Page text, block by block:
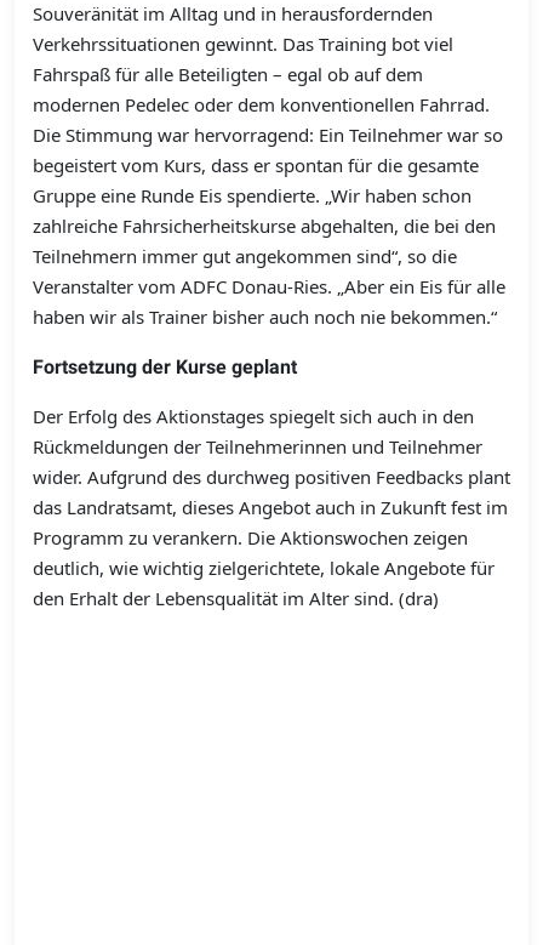
Souveränität im Alltag und in herausfordernden
Verkehrssituationen gewinnt. Das Training bot viel
Fahrspaß für alle Beteiligten – egal ob auf dem
modernen Pedelec oder dem konventionellen Fahrrad.
Die Stimmung war hervorragend: Ein Teilnehmer war so
begeistert vom Kurs, dass er spontan für die gesamte
Gruppe eine Runde Eis spendierte. „Wir haben schon
zahlreiche Fahrsicherheitskurse abgehalten, die bei den
Teilnehmern immer gut angekommen sind“, so die
Veranstalter vom ADFC Donau-Ries. „Aber ein Eis für alle
haben wir als Trainer bisher auch noch nie bekommen.“
Fortsetzung der Kurse geplant
Der Erfolg des Aktionstages spiegelt sich auch in den
Rückmeldungen der Teilnehmerinnen und Teilnehmer
wider. Aufgrund des durchweg positiven Feedbacks plant
das Landratsamt, dieses Angebot auch in Zukunft fest im
Programm zu verankern. Die Aktionswochen zeigen
deutlich, wie wichtig zielgerichtete, lokale Angebote für
den Erhalt der Lebensqualität im Alter sind. (dra)